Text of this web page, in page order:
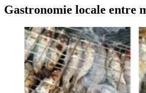
Gastronomie locale entre